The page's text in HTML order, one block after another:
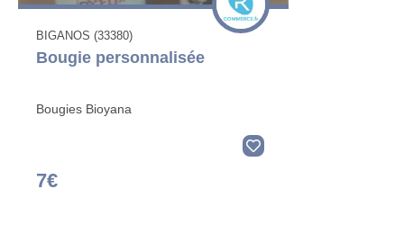
BIGANOS (33380)
Bougie personnalisée
Bougies Bioyana
7€